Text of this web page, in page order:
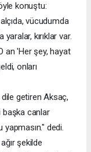
konuştu:
vücudumda
kırıklar var.
an 'Her şey, hayat
onları
getiren Aksaç,
başka canlar
dedi.
şekilde